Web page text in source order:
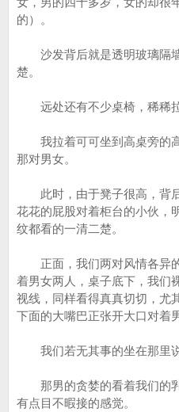
的）。
沙发背后就是透明玻璃隔
楚。
远处还有不少桌椅，稀稀拉
我拉着可可坐到高桌旁的
那对男女。
此时，由于凳子很高，背后
花花的屁股对着柜台的小伙，
纹都看的一清二楚。
正面，我们两对风情各异
着男女两人，桌子底下，我们
视线，同样看得真真切切，尤
下面的大嘴巴正张开大口对着
我们若无其事的坐在那里说
那男的贪婪的看着我们的
有点目不暇接的感觉。